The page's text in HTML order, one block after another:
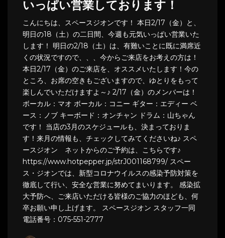
いっぱい営業しております！
こんにちは、スペースジオンです！ 本日2/17（金）と、
明日の18（土）の二日間、今週も元気いっぱい営業いた
します！ 明日の2/18（土）は、有難いことに既に満席近
くの状況ですので、、、今からご来店をお考えの方は！
本日2/17（金）のご来店を、オススメいたします！今の
ところ、お席の空きもございますので、ゆとりをもって
楽しんでいただけますよ～♪ 2/17（金）のメンバーは！
ボーカル：マオ ボーカル：コニー ギター：エディー ベ
ース：ノブ キーボード：オンチャン ドラム：山ちゃん
です！ 当店の3月のスケジュールも、決まっておりま
す！来月の情報も、チェックしてみてくださいね♪ スペ
ースジオン ネットからのご予約は、こちらです♪
https://www.hotpepper.jp/strJ001168799/ スペー
ス・ジオンでは、新型コロナウイルスの感染予防対策を
徹底して行い、安全な営業に努めてまいります。 感染拡
大予防へ、ご来店いただける皆様のご協力のほども、何
卒お願い申し上げます。 スペースジオン スタッフ一同
電話番号：075-551-2777